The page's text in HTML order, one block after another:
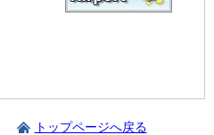
トップページへ戻る